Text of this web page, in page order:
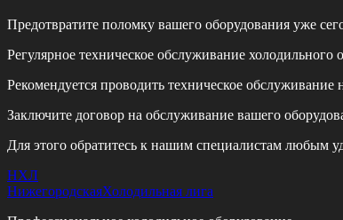
Предотвратите поломку вашего оборудования уже
Регулярное техническое обслуживание
Рекомендуется проводить техническое обслуживание
Заключите договор на обслуживание вашего
Для этого обратитесь к нашим специалистам любым
НХЛ
НижегородскаяХолодильная лига